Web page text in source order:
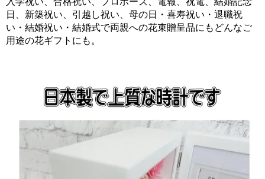
日、新築祝い、引越し祝い、母の日・喜寿祝い・退職祝
い・結婚祝い・結婚式で両親への花束贈呈品にもどんなご
用途の花ギフトにも。